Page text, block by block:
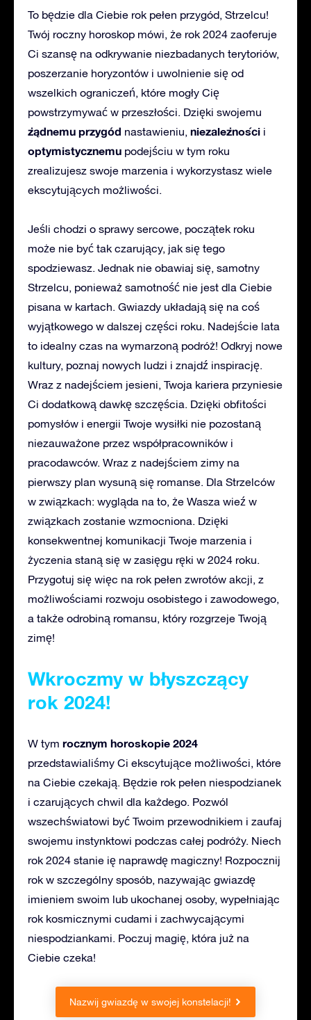
To będzie dla Ciebie rok pełen przygód, Strzelcu!
Twój roczny horoskop mówi, że rok 2024 zaoferuje
Ci szansę na odkrywanie niezbadanych terytoriów,
poszerzanie horyzontów i uwolnienie się od
wszelkich ograniczeń, które mogły Cię
powstrzymywać w przeszłości. Dzięki swojemu
żądnemu przygód nastawieniu, niezależności i
optymistycznemu podejściu w tym roku
zrealizujesz swoje marzenia i wykorzystasz wiele
ekscytujących możliwości.
Jeśli chodzi o sprawy sercowe, początek roku
może nie być tak czarujący, jak się tego
spodziewasz. Jednak nie obawiaj się, samotny
Strzelcu, ponieważ samotność nie jest dla Ciebie
pisana w kartach. Gwiazdy układają się na coś
wyjątkowego w dalszej części roku. Nadejście lata
to idealny czas na wymarzoną podróż! Odkryj nowe
kultury, poznaj nowych ludzi i znajdź inspirację.
Wraz z nadejściem jesieni, Twoja kariera przyniesie
Ci dodatkową dawkę szczęścia. Dzięki obfitości
pomysłów i energii Twoje wysiłki nie pozostaną
niezauważone przez współpracowników i
pracodawców. Wraz z nadejściem zimy na
pierwszy plan wysuną się romanse. Dla Strzelców
w związkach: wygląda na to, że Wasza wieź w
związkach zostanie wzmocniona. Dzięki
konsekwentnej komunikacji Twoje marzenia i
życzenia staną się w zasięgu ręki w 2024 roku.
Przygotuj się więc na rok pełen zwrotów akcji, z
możliwościami rozwoju osobistego i zawodowego,
a także odrobiną romansu, który rozgrzeje Twoją
zimę!
Wkroczmy w błyszczący
rok 2024!
W tym rocznym horoskopie 2024
przedstawialiśmy Ci ekscytujące możliwości, które
na Ciebie czekają. Będzie rok pełen niespodzianek
i czarujących chwil dla każdego. Pozwól
wszechświatowi być Twoim przewodnikiem i zaufaj
swojemu instynktowi podczas całej podróży. Niech
rok 2024 stanie ię naprawdę magiczny! Rozpocznij
rok w szczególny sposób, nazywając gwiazdę
imieniem swoim lub ukochanej osoby, wypełniając
rok kosmicznymi cudami i zachwycającymi
niespodziankami. Poczuj magię, która już na
Ciebie czeka!
Nazwij gwiazdę w swojej konstelacji!